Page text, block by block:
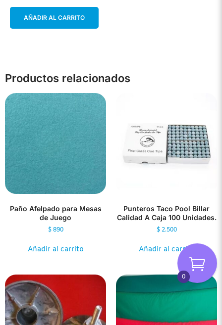
AÑADIR AL CARRITO
Productos relacionados
Paño Afelpado para Mesas
de Juego
$890
Añadir al carrito
Punteros Taco Pool Billar
Calidad A Caja 100 Unidades.
$2.500
Añadir al carrito
0